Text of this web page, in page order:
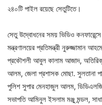
২৪০টি পাইল রয়েছে সেতুটিতে।
সেতু উদ্বোধনের সময় ভিডিও
মন্ত্রণালয়ের প্রতিমন্ত্রী নুরুজ্জামান
প্রকৌশলী আবুল কালাম আজাদ,
আলম, জেলা প্রশাসক মোছা. সুলতানা
পুলিশ সুপার মেনহাজুল আলম,
সভাপতি আমিনুল ইসলাম মঞ্জু মন্ডল,